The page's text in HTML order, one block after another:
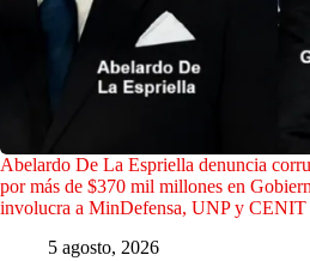
Abelardo De La Espriella denuncia
por más de $370 mil millones en
involucra a MinDefensa, UNP y CENIT
5 agosto, 2026